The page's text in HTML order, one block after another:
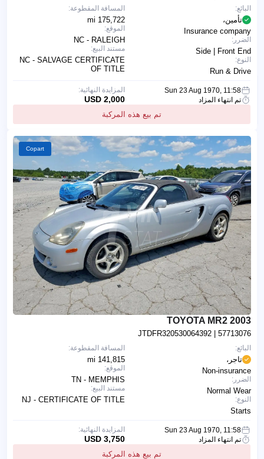
المسافة المقطوعة:
175,722 mi
الموقع:
NC - RALEIGH
مستند البيع:
NC - SALVAGE CERTIFICATE
OF TITLE
البائع:
تأمين،
Insurance company
الضرر:
Side | Front End
النوع:
Run & Drive
Sun 23 Aug 1970, 11:58
تم انتهاء المزاد
تم بيع هذه المركبة
المزايدة النهائية:
2,000 USD
Copart
2003 TOYOTA MR2
JTDFR320530064392 | 57713076
المسافة المقطوعة:
141,815 mi
الموقع:
TN - MEMPHIS
مستند البيع:
NJ - CERTIFICATE OF TITLE
البائع:
تاجر،
Non-insurance
الضرر:
Normal Wear
النوع:
Starts
Sun 23 Aug 1970, 11:58
تم انتهاء المزاد
تم بيع هذه المركبة
المزايدة النهائية:
3,750 USD